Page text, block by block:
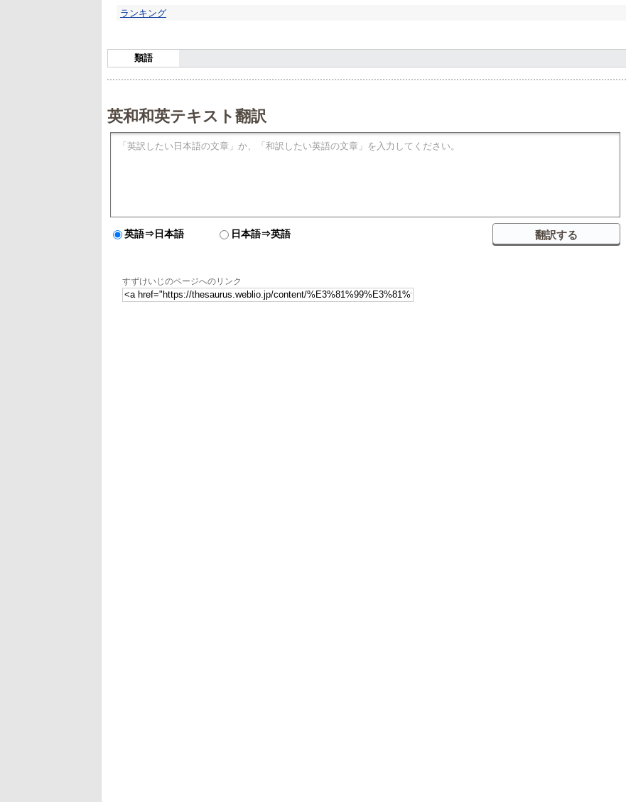
ランキング
類語
英和和英テキスト翻訳
英語⇒日本語 日本語⇒英語
すずけいじのページへのリンク